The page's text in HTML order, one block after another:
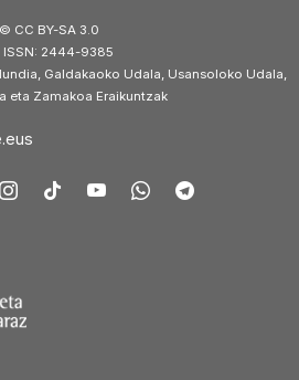
CC BY-SA 3.0
ISSN: 2444-9385
Galdakaoko Udala, Usansoloko Udala,
eta Zamakoa Eraikuntzak